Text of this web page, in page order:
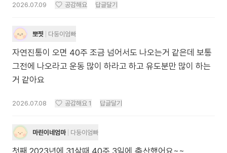
2026.07.09 공감해요 답글달기
뽀찟 다둥이엄빠
자연진통이 오면 40주 조금 넘어서도 나오는거 같은데 보통
그전에 나오라고 운동 많이 하라고 하고 유도분만 많이 하는
거 같아요
2026.07.08 공감해요 1 답글달기
마린이네엄마 다둥이엄빠
첫째 2023년에 31살때 40주 3일에 춝산했어요~~